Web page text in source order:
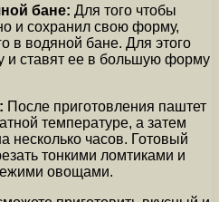
бане: Для того чтобы
и сохранил свою форму,
в водяной бане. Для этого
ставят ее в большую форму
После приготовления паштет
температуре, а затем
несколько часов. Готовый
тонкими ломтиками и
овощами.